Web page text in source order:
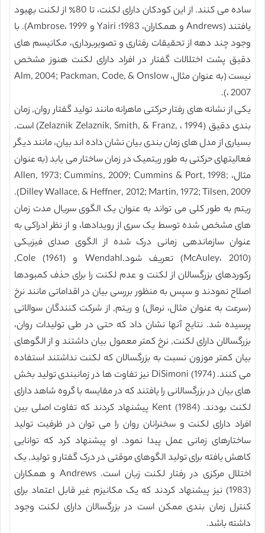
ساده می کنند. از این کودکان دارای لکنت، تا 80٪ از لکنت بهبود
یافتند (Andrews و همکاران، 1983؛ Yairi و Ambrose، 1999). با
وجود چند دهه از تحقیقات رفتاری و تصویربرداری، مکانیسم های
دقیق پشت اختلالات گفتار در افراد دارای لکنت هنوز مشخص
نیست (به عنوان مثال، Alm, 2004; Packman, Code, & Onslow
، 2007).
یکی از نشانه های رفتار حرکتی ماهرانه مانند تولید گفتار روان, زمان
بندی دقیق (Zelaznik Zelaznik, Smith, & Franz, ، 1994) است.
بسیاری از مدل های زمان بندی بیان نشان داده اند بیان، مانند دیگر
فعالیتهای حرکتی به طور ریتمیک در زمان ساختار می یابد (به عنوان
مثال، Allen, 1973; Cummins, 2009; Cummins & Port, 1998;
Dilley Wallace, & Heffner, 2012; Martin, 1972; Tilsen, 2009).
ریتم به طور کلی می تواند به عنوان یک الگوی سریال مدت زمان
های مشخص شده توسط یک سری از رویدادها، و از نظر ادراکی به
عنوان سازماندهی زمانی درک شده از الگوی صدای فیزیکی
(McAuley، 2010) تعریف شود.Wendahl و Cole (1961),
رکوردهای بزرگسالان از لکنت و عدم لکنت را برای حذف کمبودها
اصلاح نمودند و سپس به منظور بررسی بیان در اقداماتی مانند نرخ
(سرعت به عنوان مثال، نرمال) و ریتم, از شرکت کنندگان سوالاتی
پرسیده شد. نتایج آنها نشان داد که حتی در طی تولیدات روان،
بزرگسالان دارای لکنت, نرخ کمتر معمول بیان داشتند و از الگوهای
بیان کمتر موزون نسبت به بزرگسالان که لکنت نداشتند استفاده
می کنند. DiSimoni (1974) نیز تفاوت ها در زمانبندی تولید بخش
های بیان در بزرگسالانی را یافتند که در مقایسه با گروه شاهد دارای
لکنت بودند. Kent (1984) پیشنهاد کردند که تفاوت اصلی بین
افراد دارای لکنت و سخنرانان روان را می توان در ظرفیت تولید
ساختارهای زمانی عمل پیدا نمود. او پیشنهاد کرد که توانایی
کاهش یافته برای تولید الگوهای موقتی در درک گفتار و تولید, یک
اختلال مرکزی در رفتار لکنت زبان است. Andrews و همکاران
(1983) نیز پیشنهاد کردند که یک مکانیزم غیر قابل اعتماد برای
کنترل زمان بندی ممکن است در بزرگسالان دارای لکنت وجود
داشته باشد.